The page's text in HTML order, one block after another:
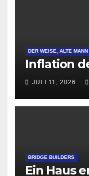
DER WEISE, ALTE MANN
Inflation
JULI 11, 2026
BRIDGE BUILDERS
Ein Haus